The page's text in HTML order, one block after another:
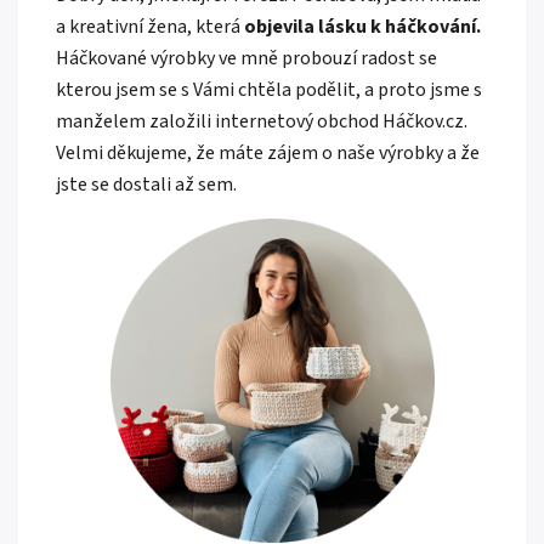
a kreativní žena, která objevila lásku k háčkování.
Háčkované výrobky ve mně probouzí radost se
kterou jsem se s Vámi chtěla podělit, a proto jsme s
manželem založili internetový obchod Háčkov.cz.
Velmi děkujeme, že máte zájem o naše výrobky a že
jste se dostali až sem.